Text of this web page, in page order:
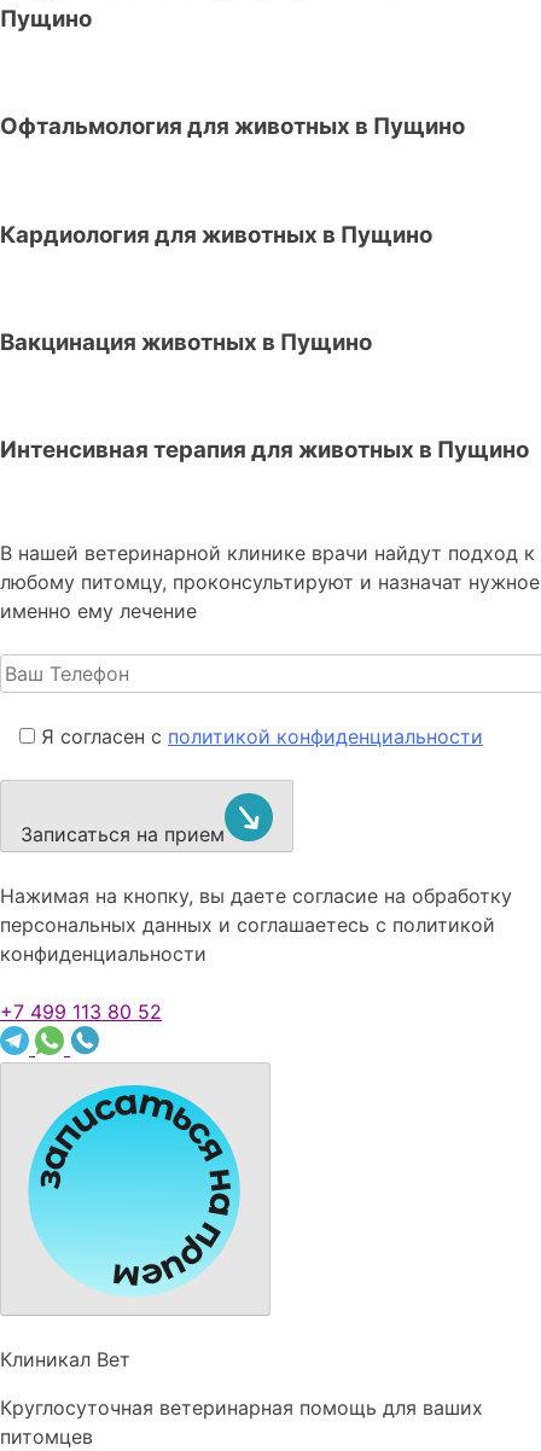
Пущино
Офтальмология для животных в Пущино
Кардиология для животных в Пущино
Вакцинация животных в Пущино
Интенсивная терапия для животных в Пущино
В нашей ветеринарной клинике врачи найдут подход к
любому питомцу, проконсультируют и назначат нужное
именно ему лечение
Я согласен с политикой конфиденциальности
Записаться на прием
Нажимая на кнопку, вы даете согласие на обработку
персональных данных и соглашаетесь c политикой
конфиденциальности
+7 499 113 80 52
Клиникал Вет
Круглосуточная ветеринарная помощь для ваших
питомцев